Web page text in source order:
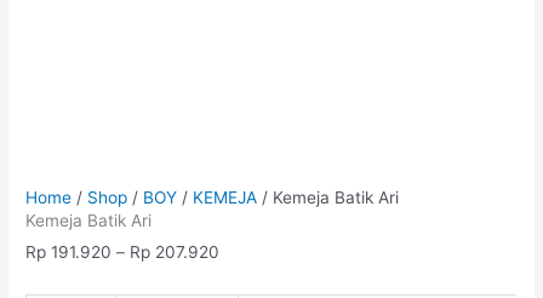
Home / Shop / BOY / KEMEJA / Kemeja Batik Ari
Kemeja Batik Ari
Rp 191.920 – Rp 207.920